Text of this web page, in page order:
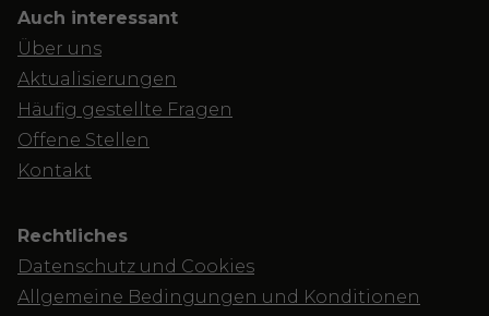
Auch interessant
Über uns
Aktualisierungen
Häufig gestellte Fragen
Offene Stellen
Kontakt
Rechtliches
Datenschutz und Cookies
Allgemeine Bedingungen und Konditionen